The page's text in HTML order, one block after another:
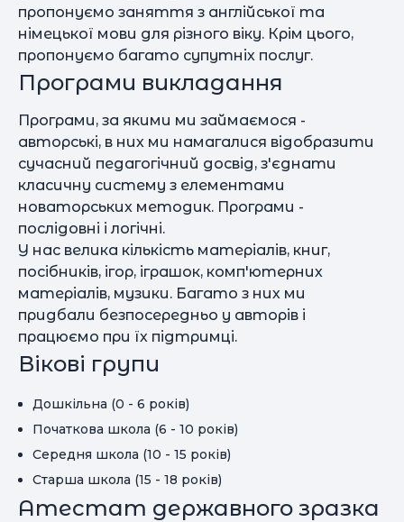
пропонуємо заняття з англійської та
німецької мови для різного віку. Крім цього,
пропонуємо багато супутніх послуг.
Програми викладання
Програми, за якими ми займаємося -
авторські, в них ми намагалися відобразити
сучасний педагогічний досвід, з'єднати
класичну систему з елементами
новаторських методик. Програми -
послідовні і логічні.
У нас велика кількість матеріалів, книг,
посібників, ігор, іграшок, комп'ютерних
матеріалів, музики. Багато з них ми
придбали безпосередньо у авторів і
працюємо при їх підтримці.
Вікові групи
Дошкільна (0 - 6 років)
Початкова школа (6 - 10 років)
Середня школа (10 - 15 років)
Старша школа (15 - 18 років)
Атестат державного зразка